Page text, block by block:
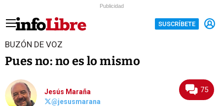
Publicidad
SUSCRÍBETE
BUZÓN DE VOZ
Pues no: no es lo mismo
Jesús Maraña
@jesusmarana
75